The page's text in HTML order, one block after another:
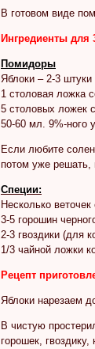
В готовом виде
Ингредиенты для
Помидоры
Яблоки – 2-3
1 столовая ложка
5 столовых ложек
50-60 мл. 9%-ного
Если любите
потом уже решать,
Специи:
Несколько
3-5 горошин
2-3 гвоздики (для
1/3 чайной ложки
Рецепт
Яблоки нарезаем
В чистую
горошек,